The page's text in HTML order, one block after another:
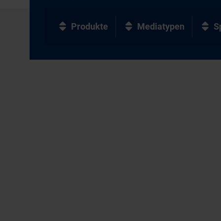
Produkte Mediatypen